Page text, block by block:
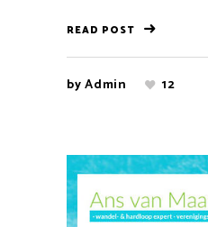
READ POST
byAdmin 12